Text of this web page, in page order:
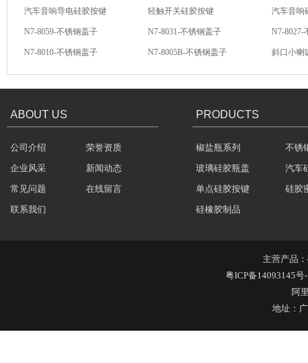
N7-8059-不锈钢盖子 N7-8031-不锈钢盖子 N7-8027-
N7-8010-不锈钢盖子 N7-8005B-不锈钢盖子 斜口小喇
方向盘硅胶按键 汽车音响硅胶按键 硅胶按键
汽车音响导电硅胶按键 轻触开关硅胶按键 汽车音响
ABOUT US
公司介绍
荣誉资质
企业风采
新闻动态
常见问题
在线留言
联系我们
PRODUCTS
椒盐瓶系列
不锈
玻璃硅胶瓶盖
汽车
单点硅胶按键
硅胶
硅橡胶制品
主营产品：
粤ICP备14093145号
阿
地址：